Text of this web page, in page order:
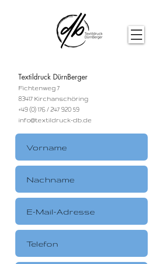
Textildruck DürnBerger
Fichtenweg 7
83417 Kirchanschöring
+49 (0) 176 / 247 920 59
info@textildruck-db.de